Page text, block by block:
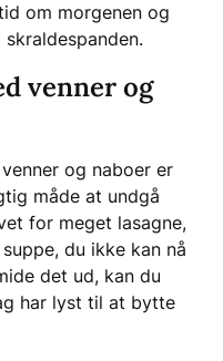
om morgenen og
venner og
og naboer er
måde at undgå
for meget lasagne,
du ikke kan nå
det ud, kan du
har lyst til at bytte